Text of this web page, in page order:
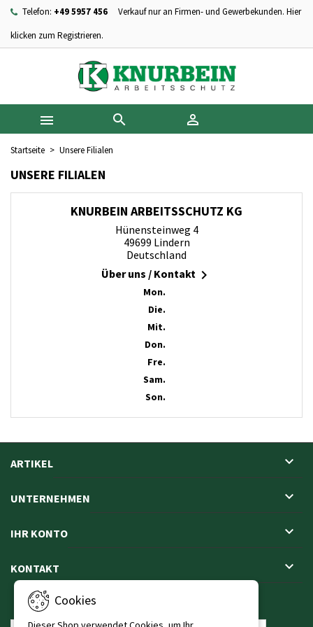
Telefon: +49 5957 456
Verkauf nur an Firmen- und Gewerbekunden. Hier
klicken zum Registrieren.
  
Startseite Unsere Filialen
UNSERE FILIALEN
KNURBEIN ARBEITSSCHUTZ KG
Hünensteinweg 4
49699 Lindern
Deutschland
Über uns / Kontakt
Mon.
Die.
Mit.
Don.
Fre.
Sam.
Son.
ARTIKEL 
UNTERNEHMEN 
IHR KONTO 
KONTAKT 
Ihre Wunschlisten ×
Neue Liste anlegen
((modalTitle)) ×
((confirmMessage))
((cancelText)) ((modalDeleteText))
Wunschliste erstellen ×
Name der Wunschliste
Abbrechen Wunschliste erstellen
Anmelden ×
Sie müssen angemeldet sein, um Artikel Ihrer Wunschliste
hinzufügen zu können.
Abbrechen
Cookies